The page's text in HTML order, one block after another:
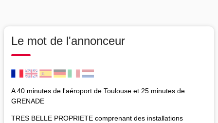
Le mot de l'annonceur
A 40 minutes de l'aéroport de Toulouse et 25 minutes de
GRENADE
TRES BELLE PROPRIETE comprenant des installations